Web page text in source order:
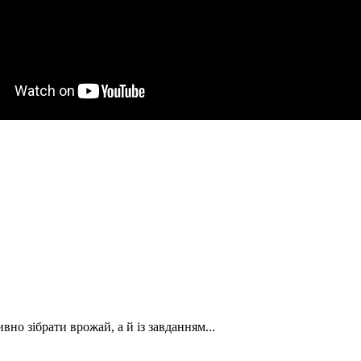
зібрати врожай, а й із завданням...